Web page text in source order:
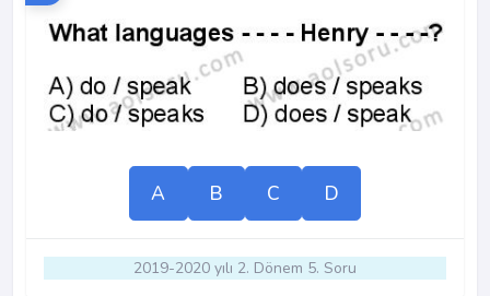
A B C D
2019-2020 yılı 2. Dönem 5. Soru